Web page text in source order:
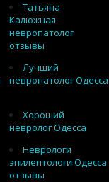
Татьяна
Калюжная
невропатолог
отзывы
Лучший
невропатолог Одесса
Хороший
невролог Одесса
Неврологи
эпилептологи Одесса
отзывы